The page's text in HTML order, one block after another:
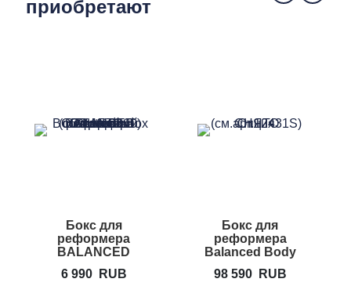
приобретают
Бокс для
реформера
BALANCED
Lite
6 990 RUB
Бокс для
реформера
Balanced Body
98 590 RUB